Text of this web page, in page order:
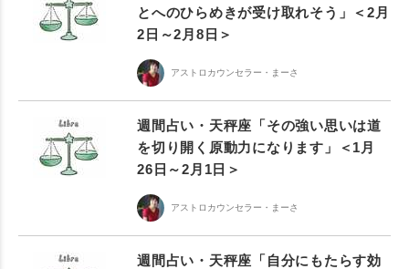
とへのひらめきが受け取れそう」＜2月
2日～2月8日＞
アストロカウンセラー・まーさ
週間占い・天秤座「その強い思いは道
を切り開く原動力になります」＜1月
26日～2月1日＞
アストロカウンセラー・まーさ
週間占い・天秤座「自分にもたらす効